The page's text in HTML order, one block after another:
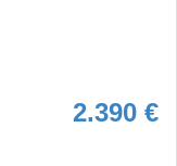
2.390 €